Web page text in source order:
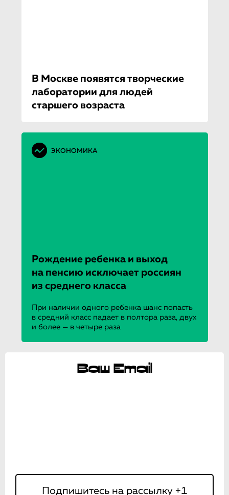
В Москве появятся творческие
лаборатории для людей
старшего возраста
ЭКОНОМИКА
Рождение ребенка и выход
на пенсию исключает россиян
из среднего класса
При наличии одного ребенка шанс попасть
в средний класс падает в полтора раза, двух
и более — в четыре раза
Ваш Email